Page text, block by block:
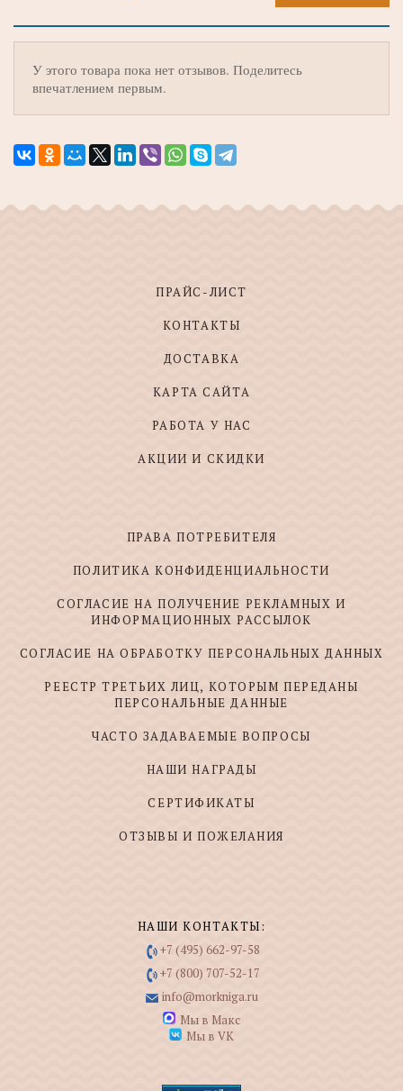
У этого товара пока нет отзывов. Поделитесь
впечатлением первым.
ПРАЙС-ЛИСТ
КОНТАКТЫ
ДОСТАВКА
КАРТА САЙТА
РАБОТА У НАС
АКЦИИ И СКИДКИ
ПРАВА ПОТРЕБИТЕЛЯ
ПОЛИТИКА КОНФИДЕНЦИАЛЬНОСТИ
СОГЛАСИЕ НА ПОЛУЧЕНИЕ РЕКЛАМНЫХ И
ИНФОРМАЦИОННЫХ РАССЫЛОК
СОГЛАСИЕ НА ОБРАБОТКУ ПЕРСОНАЛЬНЫХ ДАННЫХ
РЕЕСТР ТРЕТЬИХ ЛИЦ, КОТОРЫМ ПЕРЕДАНЫ
ПЕРСОНАЛЬНЫЕ ДАННЫЕ
ЧАСТО ЗАДАВАЕМЫЕ ВОПРОСЫ
НАШИ НАГРАДЫ
СЕРТИФИКАТЫ
ОТЗЫВЫ И ПОЖЕЛАНИЯ
НАШИ КОНТАКТЫ:
+7 (495) 662-97-58
+7 (800) 707-52-17
info@morkniga.ru
Мы в Макс
Мы в VK